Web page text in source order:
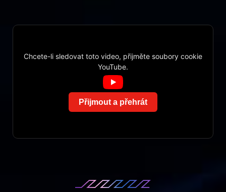
Chcete-li sledovat toto video, přijměte soubory cookie
YouTube.
Přijmout a přehrát